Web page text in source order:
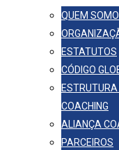
QUEM
ESTATUTOS
CÓDIGO
COACHING
ALIANÇA
PARCEIROS